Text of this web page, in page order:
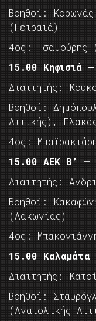
Βοηθοί:
(Πειραιά)
4ος: Τσαμούρης
15.00 Κηφισιά
Διαιτητής:
Βοηθοί:
Αττικής),
4ος:
15.00 ΑΕΚ Β’ –
Διαιτητής:
Βοηθοί:
(Λακωνίας)
4ος:
15.00 Καλαμάτα
Διαιτητής:
Βοηθοί:
(Ανατολικής